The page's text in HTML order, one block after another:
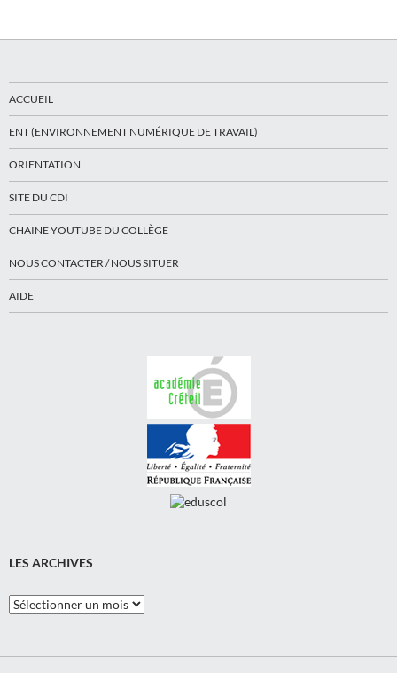
ACCUEIL
ENT (ENVIRONNEMENT NUMÉRIQUE DE TRAVAIL)
ORIENTATION
SITE DU CDI
CHAINE YOUTUBE DU COLLÈGE
NOUS CONTACTER / NOUS SITUER
AIDE
LES ARCHIVES
Les
Archives